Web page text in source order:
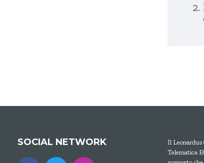
SOCIAL NETWORK
Il Leonardus
Telematica